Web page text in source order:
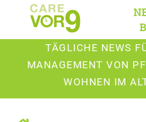
TÄGLICHE NEWS
MANAGEMENT VON
WOHNEN IM